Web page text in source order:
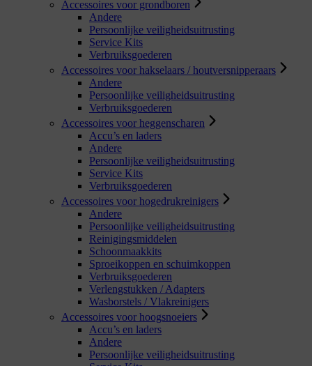
Accessoires voor grondboren
Andere
Persoonlijke veiligheidsuitrusting
Service Kits
Verbruiksgoederen
Accessoires voor hakselaars / houtversnipperaars
Andere
Persoonlijke veiligheidsuitrusting
Verbruiksgoederen
Accessoires voor heggenscharen
Accu’s en laders
Andere
Persoonlijke veiligheidsuitrusting
Service Kits
Verbruiksgoederen
Accessoires voor hogedrukreinigers
Andere
Persoonlijke veiligheidsuitrusting
Reinigingsmiddelen
Schoonmaakkits
Sproeikoppen en schuimkoppen
Verbruiksgoederen
Verlengstukken / Adapters
Wasborstels / Vlakreinigers
Accessoires voor hoogsnoeiers
Accu’s en laders
Andere
Persoonlijke veiligheidsuitrusting